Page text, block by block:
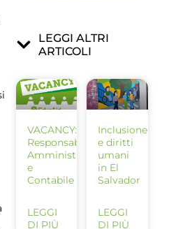
LEGGI ALTRI
ARTICOLI
VACANCY:
Responsabile
Amministrativo
e
Contabile
LEGGI
DI PIÙ
Inclusione
e diritti
umani
in El
Salvador
LEGGI
DI PIÙ